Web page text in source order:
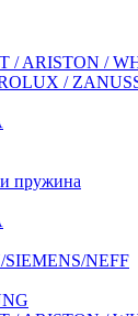
/ ARISTON /
/
пружина
SIEMENS/NEFF